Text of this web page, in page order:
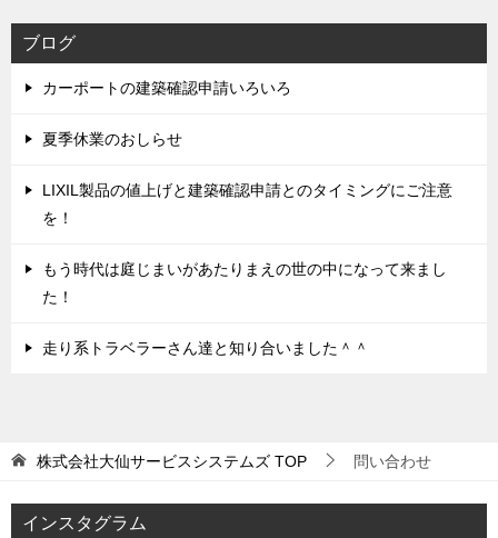
ブログ
カーポートの建築確認申請いろいろ
夏季休業のおしらせ
LIXIL製品の値上げと建築確認申請とのタイミングにご注意
を！
もう時代は庭じまいがあたりまえの世の中になって来まし
た！
走り系トラベラーさん達と知り合いました＾＾
株式会社大仙サービスシステムズ TOP 問い合わせ
インスタグラム